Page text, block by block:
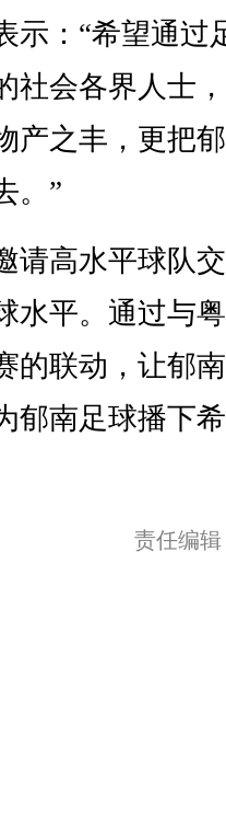
示：“希望通过
社会各界人士
产之丰，更把
。”
高水平球队
水平。通过与
的联动，让郁
郁南足球播下
责任编